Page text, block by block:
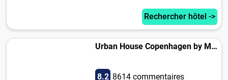
Rechercher hôtel ->
Urban House Copenhagen by MEININGER
8.2 8614 commentaires